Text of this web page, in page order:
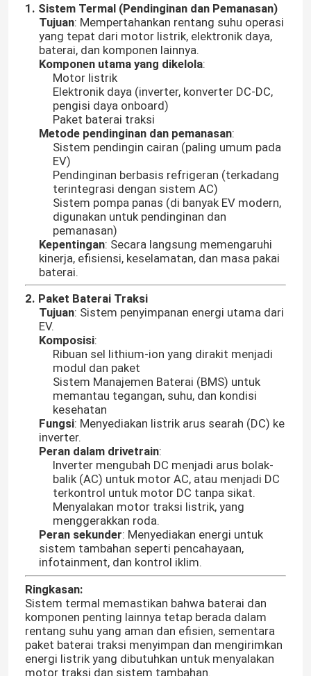
1. Sistem Termal (Pendinginan dan Pemanasan)
Tujuan: Mempertahankan rentang suhu operasi
yang tepat dari motor listrik, elektronik daya,
baterai, dan komponen lainnya.
Komponen utama yang dikelola:
Motor listrik
Elektronik daya (inverter, konverter DC-DC,
pengisi daya onboard)
Paket baterai traksi
Metode pendinginan dan pemanasan:
Sistem pendingin cairan (paling umum pada
EV)
Pendinginan berbasis refrigeran (terkadang
terintegrasi dengan sistem AC)
Sistem pompa panas (di banyak EV modern,
digunakan untuk pendinginan dan
pemanasan)
Kepentingan: Secara langsung memengaruhi
kinerja, efisiensi, keselamatan, dan masa pakai
baterai.
2. Paket Baterai Traksi
Tujuan: Sistem penyimpanan energi utama dari
EV.
Komposisi:
Ribuan sel lithium-ion yang dirakit menjadi
modul dan paket
Sistem Manajemen Baterai (BMS) untuk
memantau tegangan, suhu, dan kondisi
kesehatan
Fungsi: Menyediakan listrik arus searah (DC) ke
inverter.
Peran dalam drivetrain:
Inverter mengubah DC menjadi arus bolak-
balik (AC) untuk motor AC, atau menjadi DC
terkontrol untuk motor DC tanpa sikat.
Menyalakan motor traksi listrik, yang
menggerakkan roda.
Peran sekunder: Menyediakan energi untuk
sistem tambahan seperti pencahayaan,
infotainment, dan kontrol iklim.
Ringkasan:
Sistem termal memastikan bahwa baterai dan
komponen penting lainnya tetap berada dalam
rentang suhu yang aman dan efisien, sementara
paket baterai traksi menyimpan dan mengirimkan
energi listrik yang dibutuhkan untuk menyalakan
motor traksi dan sistem tambahan.